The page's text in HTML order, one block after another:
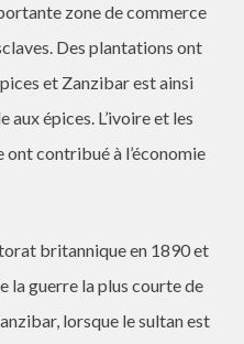
zone de commerce
Des plantations ont
et Zanzibar est ainsi
aux épices. L’ivoire et les
ont contribué à l’économie
britannique en 1890 et
la guerre la plus courte de
lorsque le sultan est